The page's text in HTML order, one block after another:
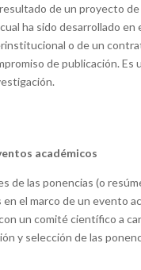
de un proyecto de
ha sido desarrollado en
o de un
de publicación. Es
académicos
de las ponencias (o
el marco de un evento
un comité científico a
y selección de las